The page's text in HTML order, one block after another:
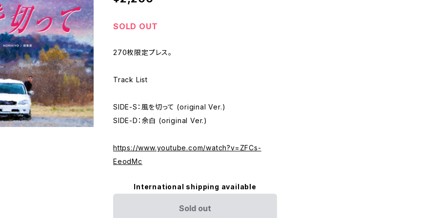
SOLD OUT
270枚限定プレス。
Track List
SIDE-S：風を切って (original Ver.)
SIDE-D：余白 (original Ver.)
https://www.youtube.com/watch?v=ZFCs-
EeodMc
International shipping available
Sold out